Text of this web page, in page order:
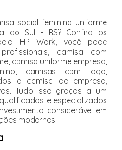
social feminina uniforme
do Sul - RS? Confira os
HP Work, você pode
camisa com
camisa uniforme empresa,
camisas com logo,
e camisa de empresa,
Tudo isso graças a um
e especializados
considerável em
modernas.